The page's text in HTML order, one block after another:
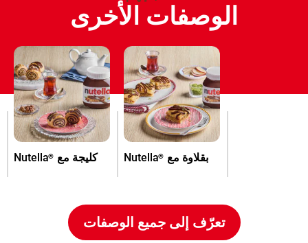
الوصفات الأخرى
بقلاوة مع ®
Nutella كليجة مع ®
Nutella
تعرّف إلى جميع الوصفات